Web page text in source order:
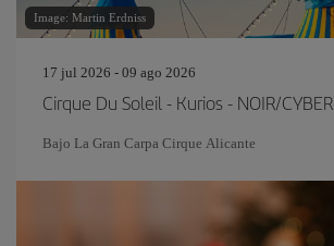
Image: Martin Erdniss
17 jul 2026 - 09 ago 2026
Cirque Du Soleil - Kurios - NOIR/CYBER
Bajo La Gran Carpa Cirque Alicante